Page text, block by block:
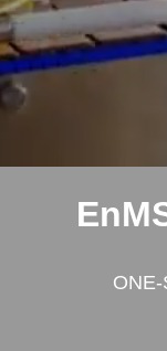
ONE-